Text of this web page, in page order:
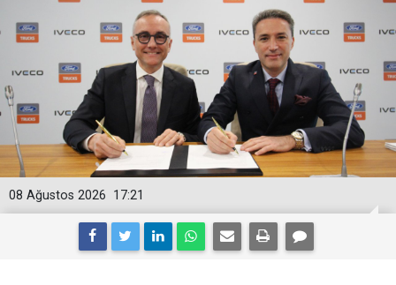
17:21
08 Ağustos 2026